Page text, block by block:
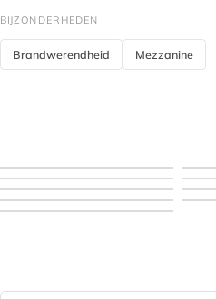
BIJZONDERHEDEN
Brandwerendheid Mezzanine